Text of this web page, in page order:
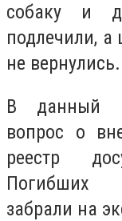
собаку и
подлечили,
не вернулись.
В данный
вопрос о
реестр
Погибших
забрали на